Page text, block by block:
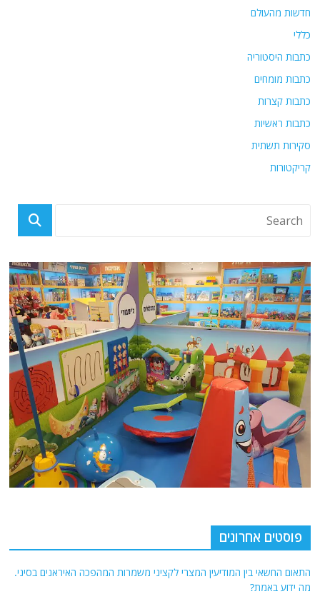
חדשות מהעולם
כללי
כתבות היסטוריה
כתבות מומחים
כתבות קצרות
כתבות ראשיות
סקירות תשתית
קריקטורות
פוסטים אחרונים
התאום החשאי בין המודיעין המצרי לקציני משמרות המהפכה האיראנים בסיני.
מה ידוע באמת?